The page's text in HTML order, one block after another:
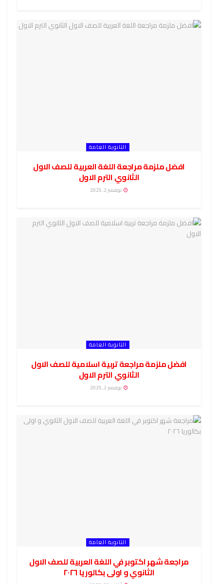
الثانوية العامة
افضل ملزمة مراجعة اللغة العربية للصف الاول
الثانوي الترم الاول
نوفمبر 2, 2025
الثانوية العامة
افضل ملزمة مراجعة تربية اسلامية للصف الاول
الثانوي الترم الاول
نوفمبر 2, 2025
الثانوية العامة
مراجعة شهر اكتوبر في اللغة العربية للصف الاول
الثانوي و اولى بكالوريا ٢٠٢٦